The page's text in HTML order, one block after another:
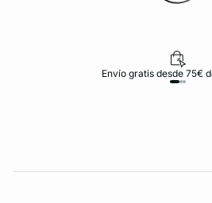
Envío gratis desde 75€